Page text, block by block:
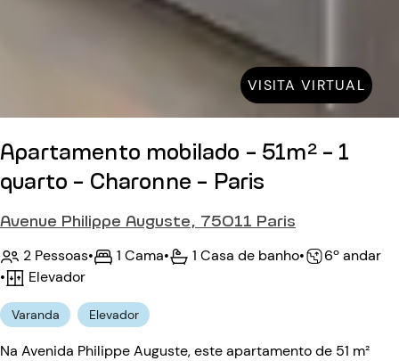
VISITA VIRTUAL
Apartamento mobilado - 51m² - 1
quarto - Charonne - Paris
Avenue Philippe Auguste, 75011 Paris
2 Pessoas• 1 Cama• 1 Casa de banho•
6º andar
•
Elevador
Varanda Elevador
Na Avenida Philippe Auguste, este apartamento de 51 m²